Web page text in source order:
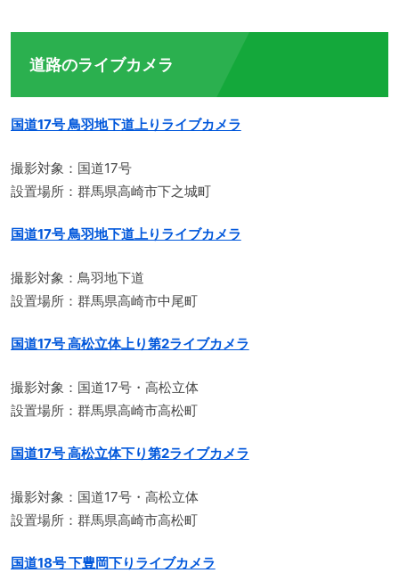
道路のライブカメラ
国道17号 鳥羽地下道上りライブカメラ
撮影対象：国道17号
設置場所：群馬県高崎市下之城町
国道17号 鳥羽地下道上りライブカメラ
撮影対象：鳥羽地下道
設置場所：群馬県高崎市中尾町
国道17号 高松立体上り第2ライブカメラ
撮影対象：国道17号・高松立体
設置場所：群馬県高崎市高松町
国道17号 高松立体下り第2ライブカメラ
撮影対象：国道17号・高松立体
設置場所：群馬県高崎市高松町
国道18号 下豊岡下りライブカメラ